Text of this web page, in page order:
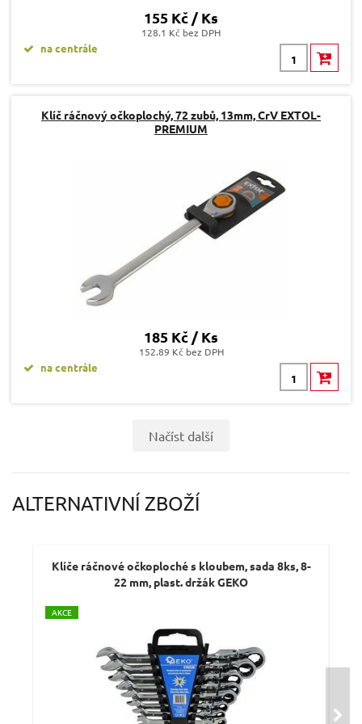
155 Kč / Ks
128.1 Kč bez DPH
na centrále
Klíč ráčnový očkoplochý, 72 zubů, 13mm, CrV EXTOL-
PREMIUM
185 Kč / Ks
152.89 Kč bez DPH
na centrále
Načíst další
ALTERNATIVNÍ ZBOŽÍ
Klíče ráčnové očkoploché s kloubem, sada 8ks, 8-
22 mm, plast. držák GEKO
AKCE